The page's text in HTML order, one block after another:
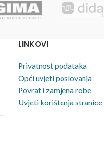
LINKOVI
Privatnost podataka
Opći uvjeti poslovanja
Povrat i zamjena robe
Uvjeti korištenja stranice